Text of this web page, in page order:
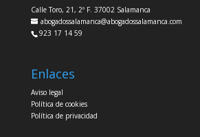
Calle Toro, 21, 2º F. 37002 Salamanca
abogadossalamanca@abogadossalamanca.com
923 17 14 59
Enlaces
Aviso legal
Política de cookies
Política de privacidad